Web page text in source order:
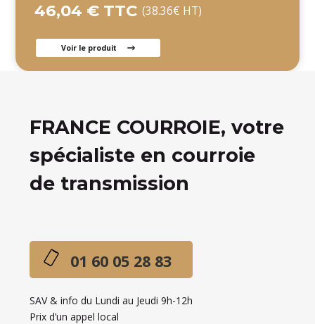
46,04 € TTC (38.36€ HT)
Voir le produit
FRANCE COURROIE, votre
spécialiste en courroie
de transmission
01 60 05 28 83
SAV & info du Lundi au Jeudi 9h-12h
Prix d’un appel local